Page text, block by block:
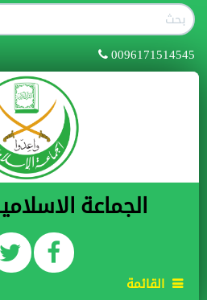
0096171514545
الجماعة
القائمة